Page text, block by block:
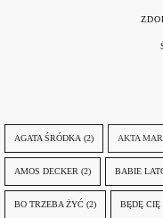
AGATA ŚRÓDKA (2) AKTA
AMOS DECKER (2) BABIE
BO TRZEBA ŻYĆ (2) BĘDĘ